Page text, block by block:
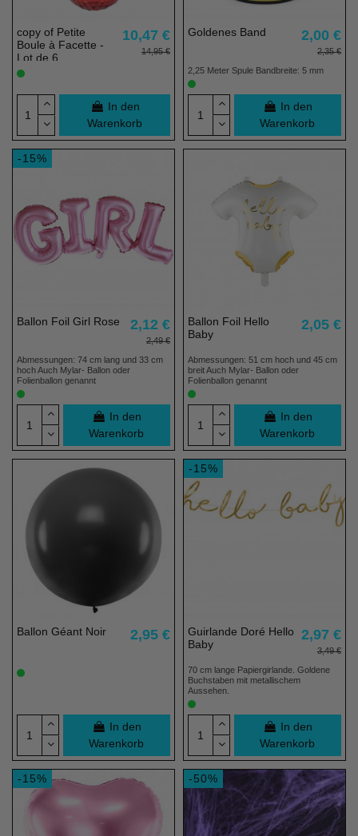
copy of Petite
Boule à Facette -
Lot de 6
10,47 €
14,95 €
In den
Warenkorb
Goldenes Band 2,00 €
2,35 €
2,25 Meter Spule Bandbreite: 5 mm
In den
Warenkorb
-15%
Ballon Foil Girl Rose 2,12 €
2,49 €
Abmessungen: 74 cm lang und 33 cm
hoch Auch Mylar- Ballon oder
Folienballon genannt
In den
Warenkorb
Ballon Foil Hello
Baby
2,05 €
Abmessungen: 51 cm hoch und 45 cm
breit Auch Mylar- Ballon oder
Folienballon genannt
In den
Warenkorb
Ballon Géant Noir 2,95 €
In den
Warenkorb
-15%
Guirlande Doré Hello
Baby
2,97 €
3,49 €
70 cm lange Papiergirlande. Goldene
Buchstaben mit metallischem
Aussehen.
In den
Warenkorb
-15% -50%